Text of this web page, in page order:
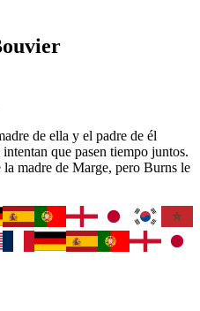
de ella y el padre de él
que pasen tiempo juntos.
la madre de Marge, pero Burns le